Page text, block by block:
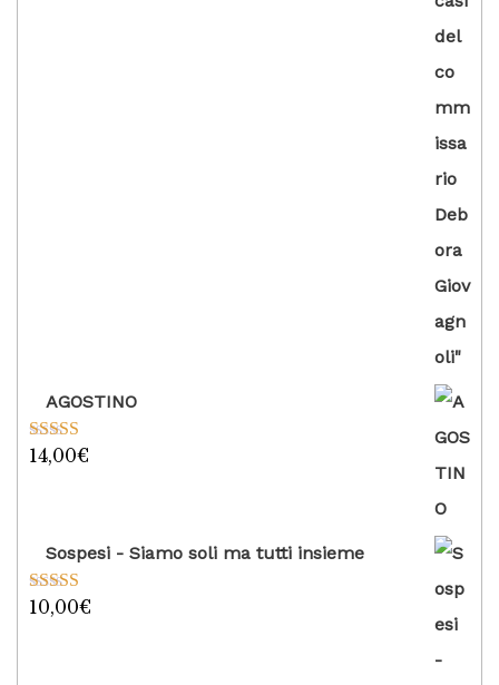
AGOSTINO
Valutato
14,00€
Sospesi - Siamo soli ma tutti insieme
Valutato
10,00€